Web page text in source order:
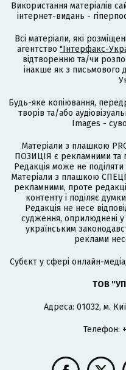
Використання матеріалів
інтернет-видань -
Всі матеріали, які
агентство "Інтерфакс-
відтворенню та/чи
інакше як з письмового
Будь-яке копіювання,
творів та/або
Images -
Матеріали з плашкою
ПОЗИЦІЯ є рекламними та
Редакція може не
Матеріали з плашкою
рекламними, проте
контенту і поділяє
Редакція не несе
судження, оприлюднені у
українським
реклами
Cубєкт у сфері онлайн-
ТОВ
Адреса: 01032, м.
Телефон: